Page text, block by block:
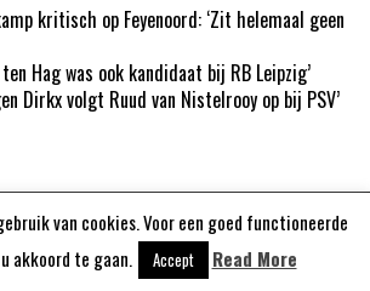
kritisch op Feyenoord: ‘Zit helemaal geen
ten Hag was ook kandidaat bij RB Leipzig’
Dirkx volgt Ruud van Nistelrooy op bij PSV’
Aangedreven doorWordPress
van cookies. Voor een goed functioneerde
akkoord te gaan.
Accept Read More